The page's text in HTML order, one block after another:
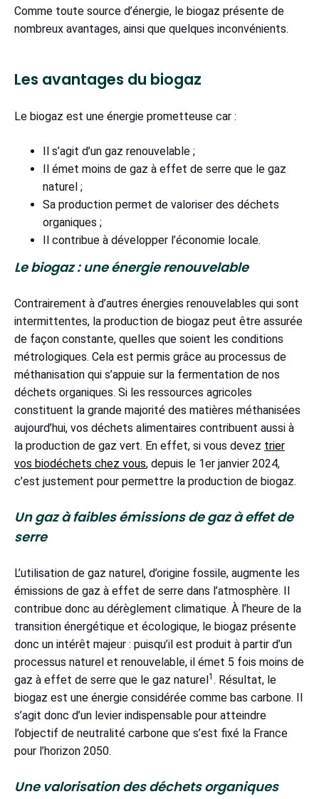
Comme toute source d’énergie, le biogaz présente de
nombreux avantages, ainsi que quelques inconvénients.
Les avantages du biogaz
Le biogaz est une énergie prometteuse car :
Il s’agit d’un gaz renouvelable ;
Il émet moins de gaz à effet de serre que le gaz
naturel ;
Sa production permet de valoriser des déchets
organiques ;
Il contribue à développer l’économie locale.
Le biogaz : une énergie renouvelable
Contrairement à d’autres énergies renouvelables qui sont
intermittentes, la production de biogaz peut être assurée
de façon constante, quelles que soient les conditions
métrologiques. Cela est permis grâce au processus de
méthanisation qui s’appuie sur la fermentation de nos
déchets organiques. Si les ressources agricoles
constituent la grande majorité des matières méthanisées
aujourd’hui, vos déchets alimentaires contribuent aussi à
la production de gaz vert. En effet, si vous devez trier
vos biodéchets chez vous, depuis le 1er janvier 2024,
c’est justement pour permettre la production de biogaz.
Un gaz à faibles émissions de gaz à effet de
serre
L’utilisation de gaz naturel, d’origine fossile, augmente les
émissions de gaz à effet de serre dans l’atmosphère. Il
contribue donc au dérèglement climatique. À l’heure de la
transition énergétique et écologique, le biogaz présente
donc un intérêt majeur : puisqu’il est produit à partir d’un
processus naturel et renouvelable, il émet 5 fois moins de
gaz à effet de serre que le gaz naturel1 . Résultat, le
biogaz est une énergie considérée comme bas carbone. Il
s’agit donc d’un levier indispensable pour atteindre
l’objectif de neutralité carbone que s’est fixé la France
pour l’horizon 2050.
Une valorisation des déchets organiques